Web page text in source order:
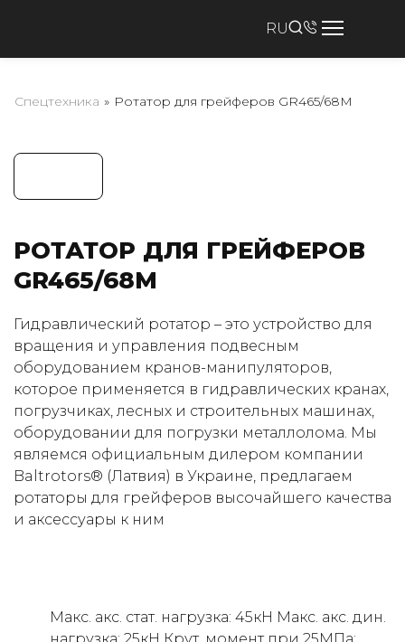
RU
(050) 347-27-05
(067) 351-45-15
Спецтехника » Ротатор для грейферов GR465/68M
РОТАТОР ДЛЯ ГРЕЙФЕРОВ
GR465/68M
Гидравлический ротатор – это устройство для
вращения и управления подвесным
оборудованием кранов-манипуляторов,
которое применяется в гидравлических кранах,
погрузчиках, лесных и строительных машинах,
оборудовании для погрузки металлолома. Мы
являемся официальным дилером компании
Baltrotors® (Латвия) в Украине, предлагаем
ротаторы для грейферов высочайшего качества
и аксессуары к ним
Макс. акс. стат. нагрузка: 45кН Макс. акс. дин.